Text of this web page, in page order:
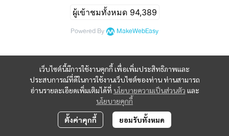
เว็บไซต์นี้มีการใช้งานคุกกี้ เพื่อเพิ่มประสิทธิภาพและ
ประสบการณ์ที่ดีในการใช้งานเว็บไซต์ของท่าน ท่านสามารถ
อ่านรายละเอียดเพิ่มเติมได้ที่ นโยบายความเป็นส่วนตัว และ
นโยบายคุกกี้
ตั้งค่าคุกกี้ ยอมรับทั้งหมด
ผู้เข้าชมทั้งหมด 94,389
Powered By MakeWebEasy